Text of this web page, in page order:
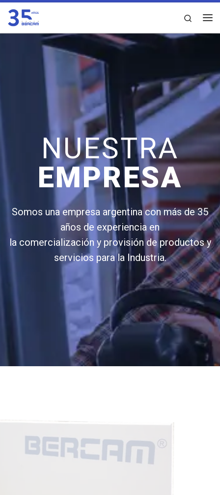
Saltar al contenido Search
NUESTRA
EMPRESA
Somos una empresa argentina con más de 35
años de experiencia en
la comercialización y provisión de productos y
servicios para la Industria.